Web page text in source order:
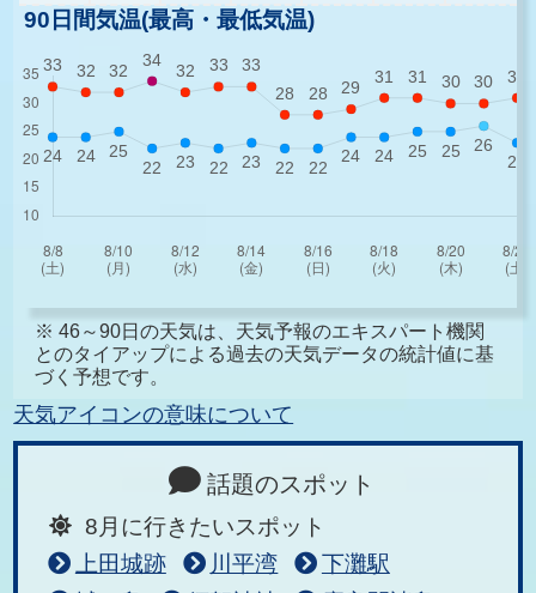
90日間気温(最高・最低気温)
※ 46～90日の天気は、天気予報のエキスパート機関
とのタイアップによる過去の天気データの統計値に基
づく予想です。
天気アイコンの意味について
話題のスポット
8月に行きたいスポット
上田城跡
川平湾
下灘駅